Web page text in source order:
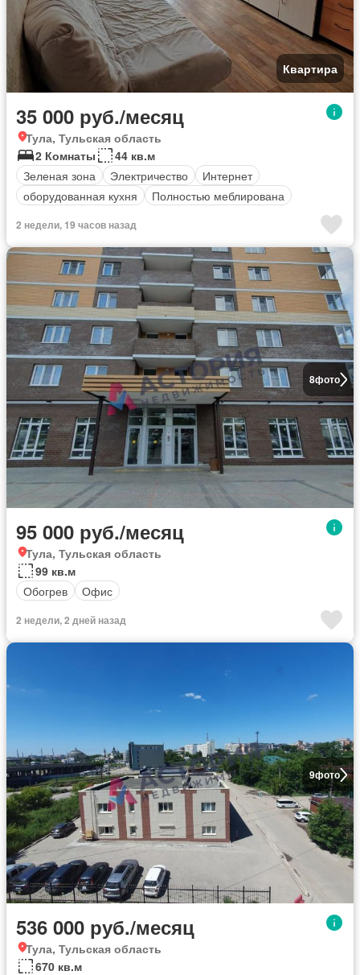
Квартира
35 000 руб./месяц
Тула, Тульская область
2 Комнаты
44 кв.м
Зеленая зона
Электричество
Интернет
оборудованная кухня
Полностью меблирована
2 недели, 19 часов назад
8фото
95 000 руб./месяц
Тула, Тульская область
99 кв.м
Обогрев
Офис
2 недели, 2 дней назад
9фото
536 000 руб./месяц
Тула, Тульская область
670 кв.м